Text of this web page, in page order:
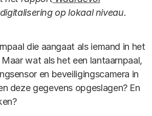
op lokaal niveau.
die aangaat als iemand in het
wat als het een lantaarnpaal,
en beveiligingscamera in
deze gegevens opgeslagen? En